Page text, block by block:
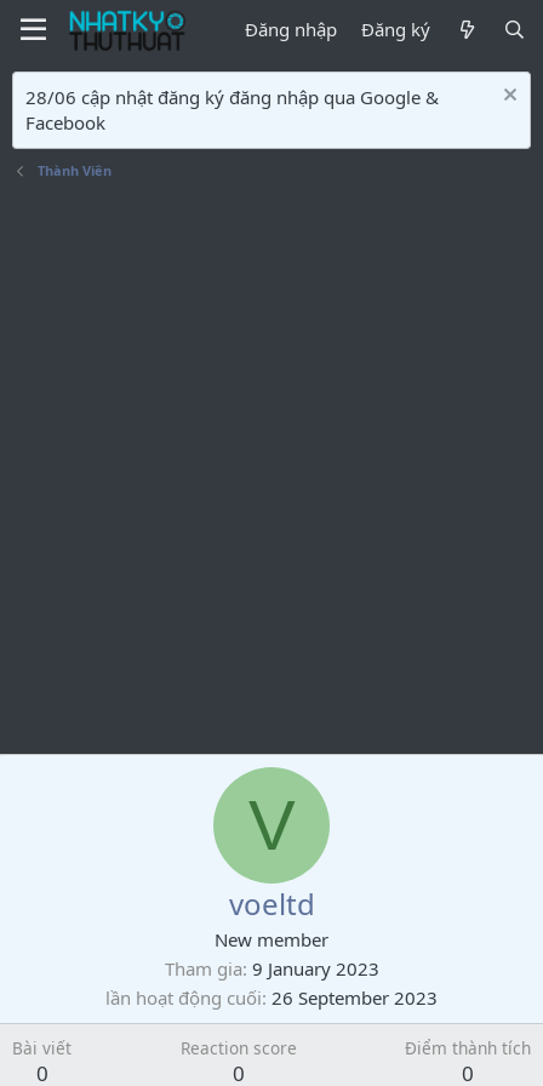
Đăng nhập Đăng ký
28/06 cập nhật đăng ký đăng nhập qua Google &
Facebook
Thành Viên
V
voeltd
New member
Tham gia 9 January 2023
lần hoạt động cuối 26 September 2023
Bài viết
0
Reaction score
0
Điểm thành tích
0